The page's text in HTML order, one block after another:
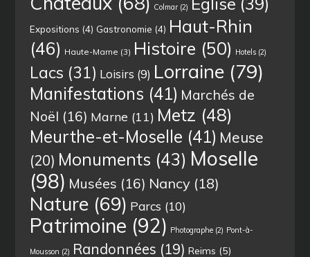
Colmar (2)
Expositions (4) Gastronomie (4) Haut-Rhin
(46) Haute-Marne (3) Histoire (50) Hotels (2)
Lacs (31) Loisirs (9) Lorraine (79)
Manifestations (41) Marchés de
Noël (16) Marne (11) Metz (48)
Meurthe-et-Moselle (41) Meuse
(20) Monuments (43) Moselle
(98) Musées (16) Nancy (18)
Nature (69) Parcs (10)
Patrimoine (92) Photographe (2) Pont-à-
Mousson (2) Randonnées (19) Reims (5)